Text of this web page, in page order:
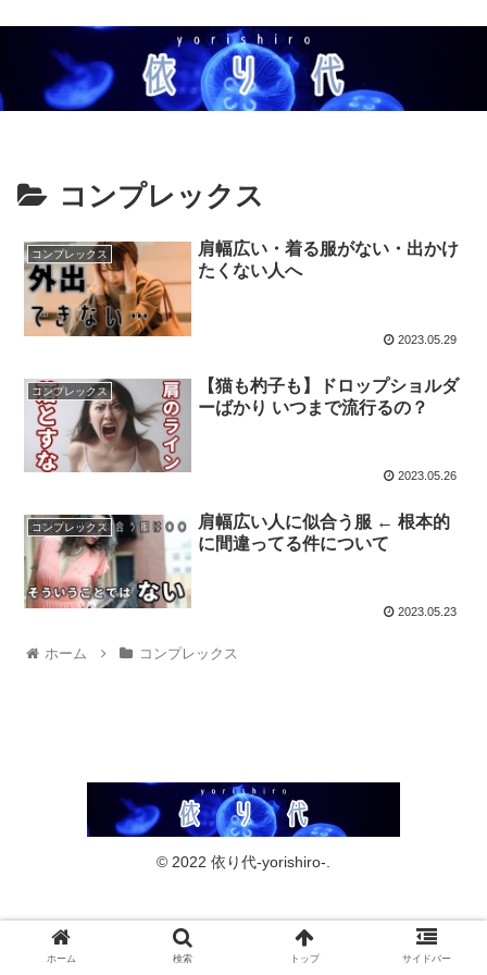
コンプレックス
コンプレックス
肩幅広い・着る服がない・出かけ
たくない人へ
2023.05.29
コンプレックス
【猫も杓子も】ドロップショルダ
ーばかり いつまで流行るの？
2023.05.26
コンプレックス
肩幅広い人に似合う服 ← 根本的
に間違ってる件について
2023.05.23
ホーム コンプレックス
© 2022 依り代-yorishiro-.
ホーム 検索 トップ サイドバー